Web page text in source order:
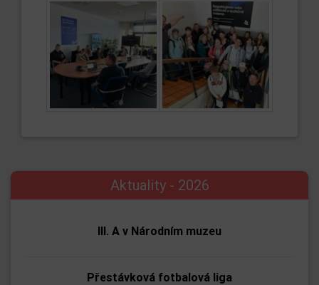
Aktuality - 2026
III. A v Národním muzeu
Přestávková fotbalová liga